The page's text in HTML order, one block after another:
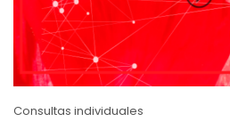
Consultas individuales